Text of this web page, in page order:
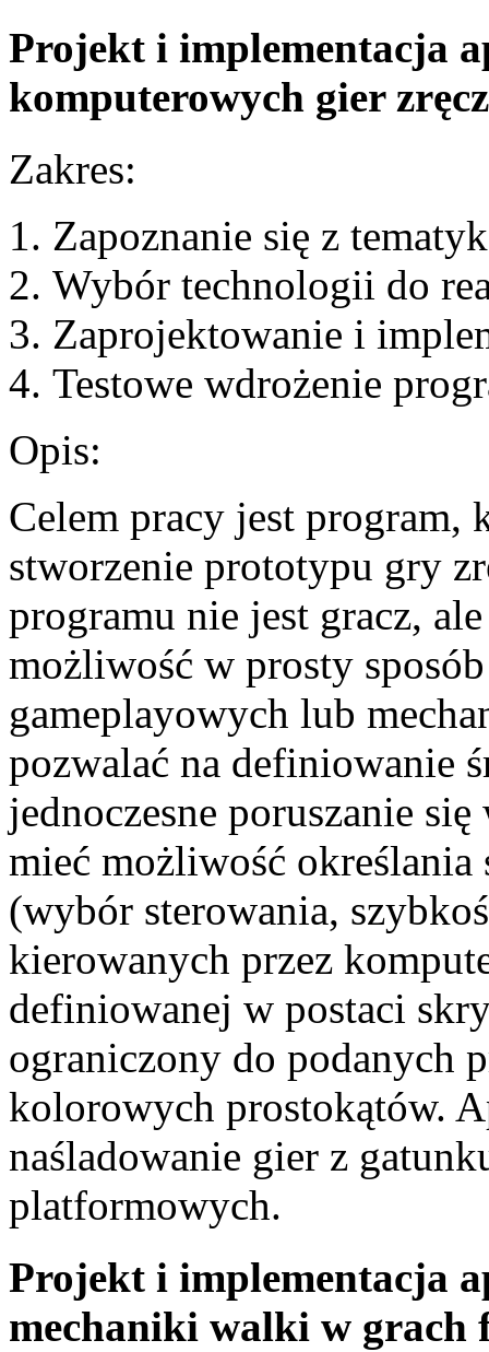
Projekt i implementacja
komputerowych gier
Zakres:
Zapoznanie się z
Wybór technologii do
Zaprojektowanie i
Testowe wdrożenie
Opis:
Celem pracy jest
stworzenie prototypu gry
programu nie jest gracz,
możliwość w prosty
gameplayowych lub
pozwalać na definiowanie
jednoczesne poruszanie
mieć możliwość określania
(wybór sterowania,
kierowanych przez
definiowanej w postaci
ograniczony do podanych
kolorowych prostokątów.
naśladowanie gier z
platformowych.
Projekt i implementacja
mechaniki walki w grach